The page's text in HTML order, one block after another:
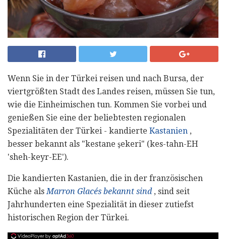
Wenn Sie in der Türkei reisen und nach Bursa, der
viertgrößten Stadt des Landes reisen, müssen Sie tun,
wie die Einheimischen tun. Kommen Sie vorbei und
genießen Sie eine der beliebtesten regionalen
Spezialitäten der Türkei - kandierte Kastanien ,
besser bekannt als "kestane şekeri" (kes-tahn-EH
'sheh-keyr-EE').
Die kandierten Kastanien, die in der französischen
Küche als Marron Glacés bekannt sind, sind seit
Jahrhunderten eine Spezialität in dieser zutiefst
historischen Region der Türkei.